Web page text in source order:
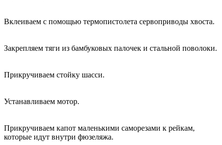
Вклеиваем с помощью термопистолета сервоприводы хвоста.
Закрепляем тяги из бамбуковых палочек и стальной поволоки.
Прикручиваем стойку шасси.
Устанавливаем мотор.
Прикручиваем капот маленькими саморезами к рейкам,
которые идут внутри фюзеляжа.